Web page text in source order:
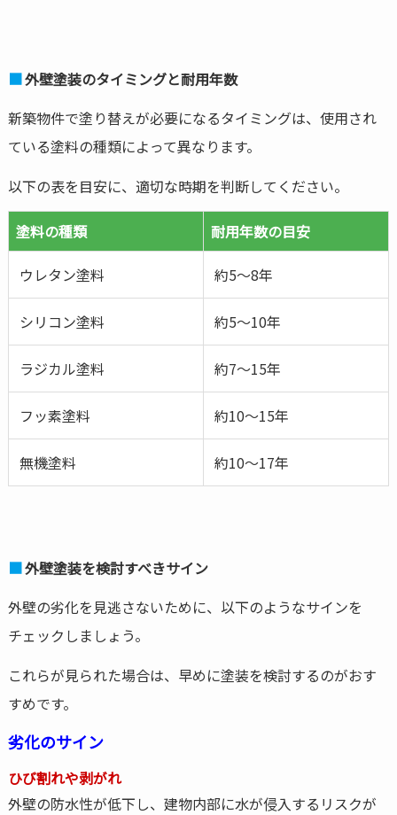
外壁塗装のタイミングと耐用年数
新築物件で塗り替えが必要になるタイミングは、使用され
ている塗料の種類によって異なります。
以下の表を目安に、適切な時期を判断してください。
塗料の種類 耐用年数の目安
ウレタン塗料 約5～8年
シリコン塗料 約5～10年
ラジカル塗料 約7～15年
フッ素塗料 約10～15年
無機塗料 約10～17年
外壁塗装を検討すべきサイン
外壁の劣化を見逃さないために、以下のようなサインを
チェックしましょう。
これらが見られた場合は、早めに塗装を検討するのがおす
すめです。
劣化のサイン
ひび割れや剥がれ
外壁の防水性が低下し、建物内部に水が侵入するリスクが